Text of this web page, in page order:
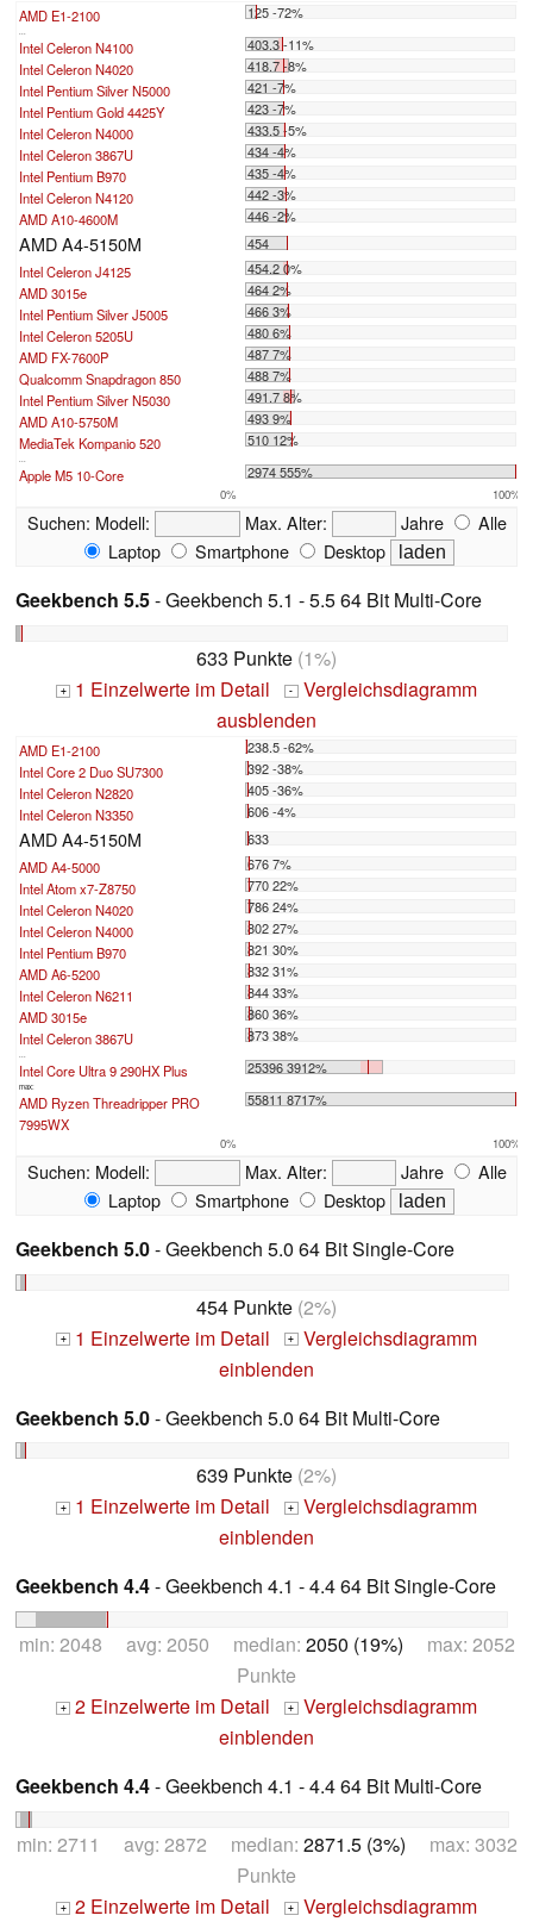
AMD E1-2100 125 -72%
...
Intel Celeron N4100
403.3 -11%
Intel Celeron N4020
418.7 -8%
Intel Pentium Silver N5000
421 -7%
Intel Pentium Gold 4425Y
423 -7%
Intel Celeron N4000
433.5 -5%
Intel Celeron 3867U
434 -4%
Intel Pentium B970
435 -4%
Intel Celeron N4120
442 -3%
AMD A10-4600M
446 -2%
AMD A4-5150M
454
Intel Celeron J4125
454.2 0%
AMD 3015e
464 2%
Intel Pentium Silver J5005
466 3%
Intel Celeron 5205U
480 6%
AMD FX-7600P
487 7%
Qualcomm Snapdragon 850
488 7%
Intel Pentium Silver N5030
491.7 8%
AMD A10-5750M
493 9%
MediaTek Kompanio 520
510 12%
...
Apple M5 10-Core 2974 555%
0% 100%
Suchen: Modell: Max. Alter: Jahre
Alle
Laptop
Smartphone Desktop
Geekbench 5.5- Geekbench 5.1 - 5.5 64 Bit Multi-Core
633 Punkte (1%)
+ 1 Einzelwerte im Detail - Vergleichsdiagramm
ausblenden
AMD E1-2100
238.5 -62%
Intel Core 2 Duo SU7300
392 -38%
Intel Celeron N2820
405 -36%
Intel Celeron N3350
606 -4%
AMD A4-5150M
633
AMD A4-5000
676 7%
Intel Atom x7-Z8750
770 22%
Intel Celeron N4020
786 24%
Intel Celeron N4000
802 27%
Intel Pentium B970
821 30%
AMD A6-5200
832 31%
Intel Celeron N6211
844 33%
AMD 3015e
860 36%
Intel Celeron 3867U
873 38%
Intel Core Ultra 9 290HX Plus 25396 3912%
max:
AMD Ryzen Threadripper PRO
7995WX
55811 8717%
0% 100%
Suchen: Modell: Max. Alter: Jahre
Alle
Laptop
Smartphone Desktop
Geekbench 5.0- Geekbench 5.0 64 Bit Single-Core
454 Punkte (2%)
+ 1 Einzelwerte im Detail + Vergleichsdiagramm
einblenden
Geekbench 5.0- Geekbench 5.0 64 Bit Multi-Core
639 Punkte (2%)
+ 1 Einzelwerte im Detail + Vergleichsdiagramm
einblenden
Geekbench 4.4- Geekbench 4.1 - 4.4 64 Bit Single-Core
min: 2048 avg: 2050 median: 2050 (19%) max: 2052
Punkte
+ 2 Einzelwerte im Detail + Vergleichsdiagramm
einblenden
Geekbench 4.4- Geekbench 4.1 - 4.4 64 Bit Multi-Core
min: 2711 avg: 2872 median: 2871.5 (3%) max: 3032
Punkte
+ 2 Einzelwerte im Detail + Vergleichsdiagramm